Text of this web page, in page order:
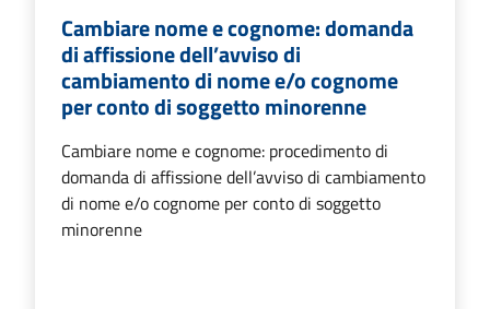
Cambiare nome e cognome: domanda
di affissione dell’avviso di
cambiamento di nome e/o cognome
per conto di soggetto minorenne
Cambiare nome e cognome: procedimento di
domanda di affissione dell’avviso di cambiamento
di nome e/o cognome per conto di soggetto
minorenne